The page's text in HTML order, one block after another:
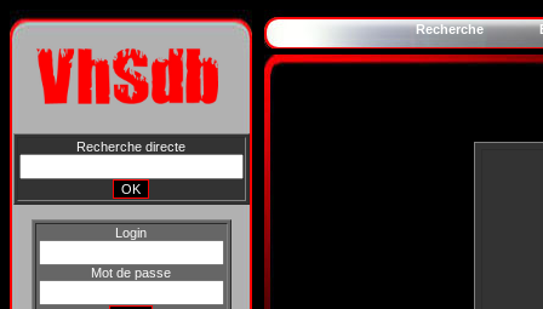
Recherche directe
Login
Mot de passe
Recherche